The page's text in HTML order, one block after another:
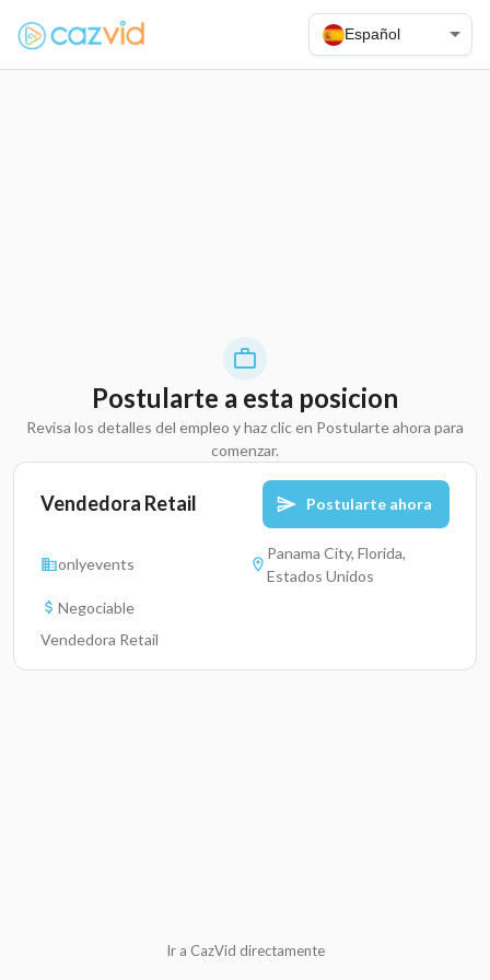
Español
Postularte a esta posicion
Revisa los detalles del empleo y haz clic en Postularte ahora para
comenzar.
Vendedora Retail Postularte ahora
onlyevents
Panama City, Florida,
Estados Unidos
Negociable
Vendedora Retail
Ir a CazVid directamente